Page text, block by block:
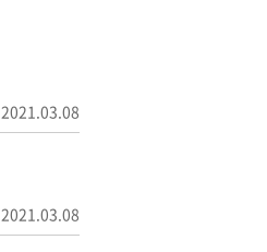
2021.03.08
2021.03.08